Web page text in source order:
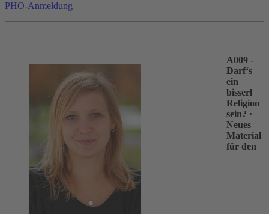
PHO-Anmeldung
A009 -
Darf‘s
ein
bisserl
Religion
sein? ·
Neues
Material
für den